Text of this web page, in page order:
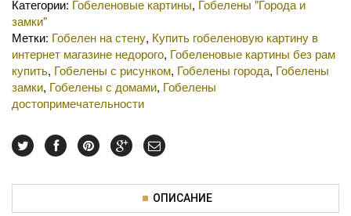
Категории: Гобеленовые картины, Гобелены "Города и
замки"
Метки: Гобелен на стену, Купить гобеленовую картину в
интернет магазине недорого, Гобеленовые картины без рам
купить, Гобелены с рисунком, Гобелены города, Гобелены
замки, Гобелены с домами, Гобелены
достопримечательности
ОПИСАНИЕ